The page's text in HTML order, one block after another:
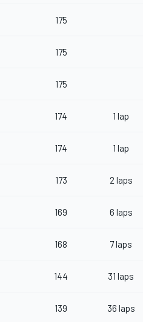
175
175
175
174 1 lap
174 1 lap
173 2 laps
169 6 laps
168 7 laps
144 31 laps
139 36 laps